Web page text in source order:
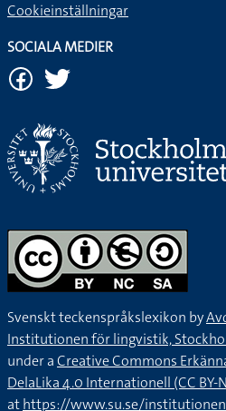
Cookieinställningar
SOCIALA MEDIER
Svenskt teckenspråkslexikon by
Institutionen för lingvistik,
under aCreative Commons
DelaLika 4.0 Internationell (CC BY-
athttps://www.su.se/